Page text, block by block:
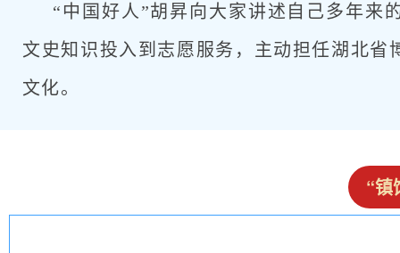
“中国好人”胡昇向大家讲述自己多年来
文史知识投入到志愿服务，主动担任湖北
文化。
“